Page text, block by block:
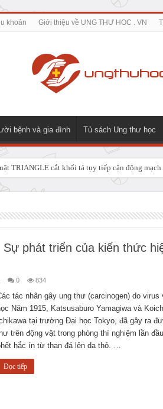
khoản Giới thiệu về UNG THƯ HOC . VN
bệnh và gia đình Tủ sách Ung thư học
TRIANGLE cắt khối tá tụy tiếp cận động
PHÁP ĐIỀU TRỊ TRIỆT CĂN CHO UNG THƯ
phát triển của kiến thức
0 834
tác nhân gây ung thư (carcinogen) do virus
Năm 1915, Katsusaburo Yamagiwa và
tại trường Đại học Tokyo, đã gây ra
trên động vật trong phòng thí nghiệm lần
hắc ín từ than đá lên da thỏ. …
Đọc tiếp